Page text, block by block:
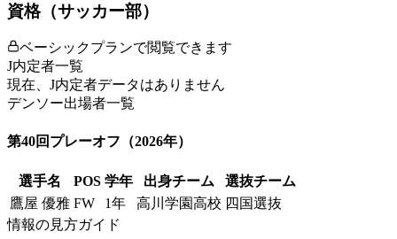
資格（サッカー部）
ベーシックプランで閲覧できます
J内定者一覧
現在、J内定者データはありません
デンソー出場者一覧
第40回プレーオフ （2026年）
選手名 POS 学年 出身チーム
選抜チーム
鷹屋 優雅 FW 1年 高川学園高校 四国選抜
情報の見方ガイド